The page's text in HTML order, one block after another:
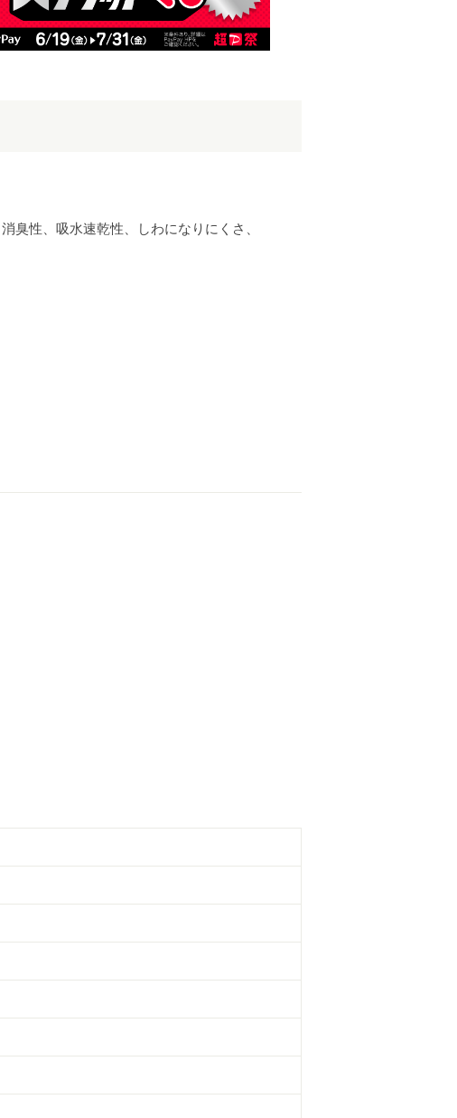
性、吸水速乾性、しわになりにくさ、